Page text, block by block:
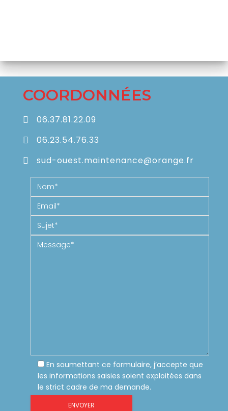
COORDONNÉES
06.37.81.22.09
06.23.54.76.33
sud-ouest.maintenance@orange.fr
En soumettant ce formulaire, j’accepte que
les informations saisies soient exploitées dans
le strict cadre de ma demande.